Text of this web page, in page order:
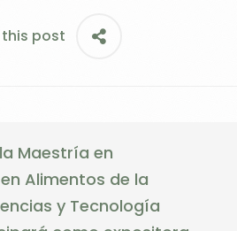
this post
Maestría en
Alimentos de la
y Tecnología